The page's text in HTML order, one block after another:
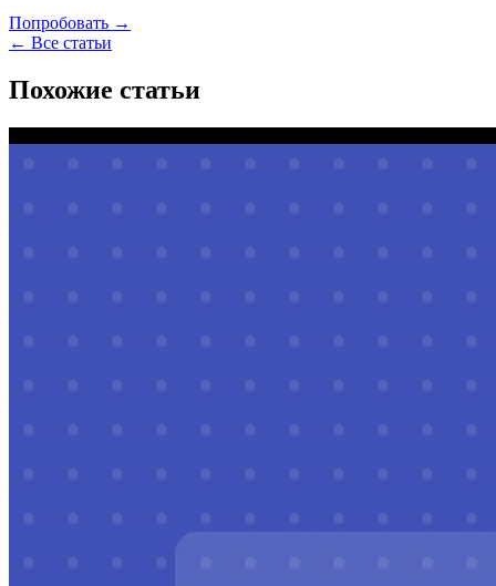
Попробовать →
← Все статьи
Похожие статьи